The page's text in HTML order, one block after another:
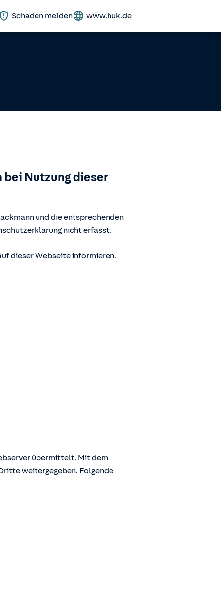
Schaden melden www.huk.de
Nutzung dieser
und die entsprechenden
nicht erfasst.
dieser Webseite informieren.
übermittelt. Mit dem
weitergegeben. Folgende